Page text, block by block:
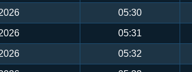
05:30
05:31
05:32